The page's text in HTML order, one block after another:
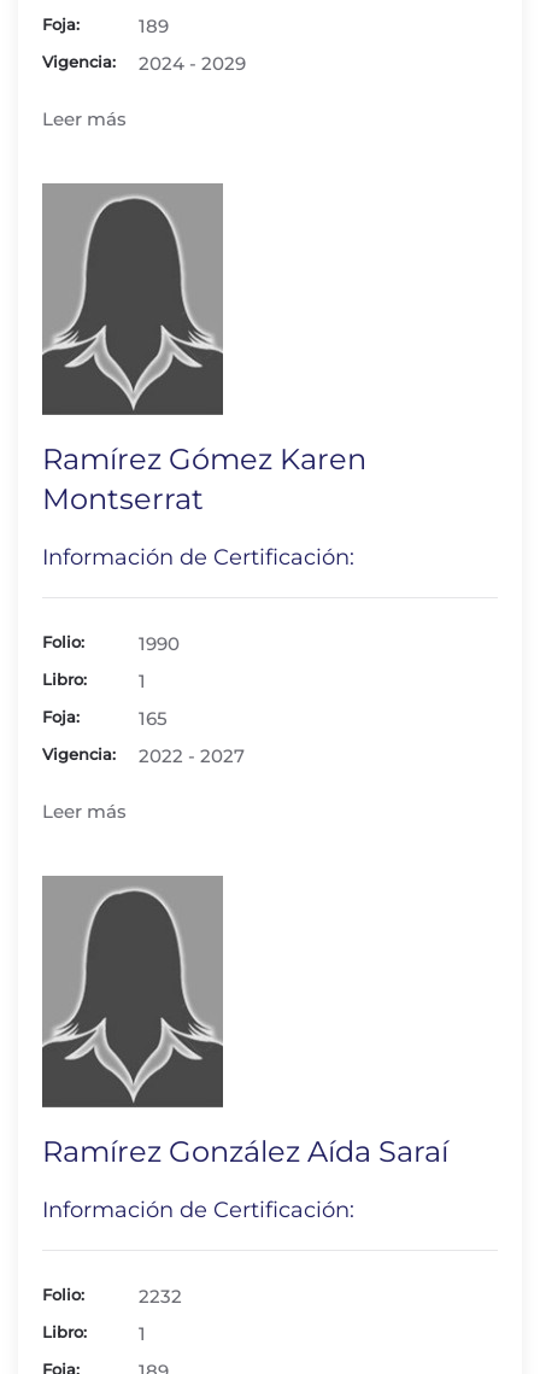
Foja: 189
Vigencia: 2024 - 2029
Leer más
Ramírez Gómez Karen
Montserrat
Información de Certificación:
Folio: 1990
Libro: 1
Foja: 165
Vigencia: 2022 - 2027
Leer más
Ramírez González Aída Saraí
Información de Certificación:
Folio: 2232
Libro: 1
Foja: